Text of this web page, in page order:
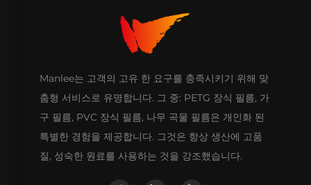
Manlee는 고객의 고유 한 요구를 충족시키기 위해 맞
춤형 서비스로 유명합니다. 그 중: PETG 장식 필름, 가
구 필름, PVC 장식 필름, 나무 곡물 필름은 개인화 된
특별한 경험을 제공합니다. 그것은 항상 생산에 고품
질, 성숙한 원료를 사용하는 것을 강조했습니다.